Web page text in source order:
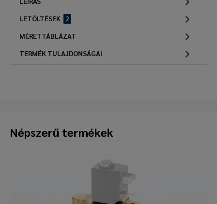
LETÖLTÉSEK
2
MÉRETTÁBLÁZAT
TERMÉK TULAJDONSÁGAI
Népszerű termékek